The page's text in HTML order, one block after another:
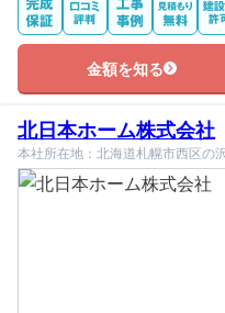
金額を知る
北日本ホーム株式会社
本社所在地：北海道札幌市西区の